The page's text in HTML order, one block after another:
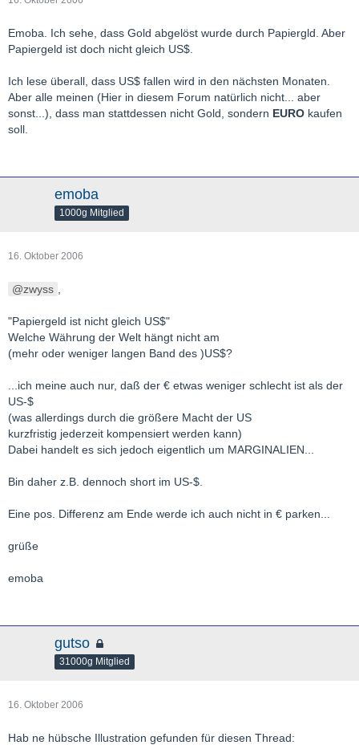
Emoba. Ich sehe, dass Gold abgelöst wurde durch Papiergld. Aber
Papiergeld ist doch nicht gleich US$.
Ich lese überall, dass US$ fallen wird in den nächsten Monaten.
Aber alle meinen (Hier in diesem Forum natürlich nicht... aber
sonst...), dass man stattdessen nicht Gold, sondern EURO kaufen
soll.
emoba
1000g Mitglied
16. Oktober 2006
zwyss
"Papiergeld ist nicht gleich US$"
Welche Währung der Welt hängt nicht am
(mehr oder weniger langen Band des )US$?
...ich meine auch nur, daß der € etwas weniger schlecht ist als der
US-$
(was allerdings durch die größere Macht der US
kurzfristig jederzeit kompensiert werden kann)
Dabei handelt es sich jedoch eigentlich um MARGINALIEN...
Bin daher z.B. dennoch short im US-$.
Eine pos. Differenz am Ende werde ich auch nicht in € parken...
grüße
emoba
gutso
31000g Mitglied
16. Oktober 2006
Hab ne hübsche Illustration gefunden für diesen Thread: